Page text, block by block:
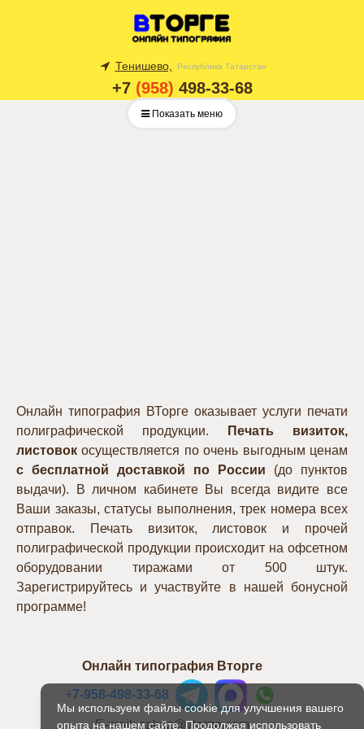
Тенишево, Республика Татарстан
+7 (958) 498-33-68
Показать меню
Мы используем файлы cookie для улучшения вашего
опыта на нашем сайте. Продолжая использовать
Онлайн типография ВТорге оказывает услуги печати
полиграфической продукции.
Печать визиток,
листовок осуществляется по очень выгодным ценам
с бесплатной доставкой по России (до пунктов
выдачи). В личном кабинете Вы всегда видите все
Ваши заказы, статусы выполнения, трек номера всех
отправок. Печать визиток, листовок и прочей
полиграфической продукции происходит на офсетном
оборудовании тиражами от 500 штук.
Зарегистрируйтесь и участвуйте в нашей бонусной
программе!
Онлайн типография Вторге
+7-958-498-33-68
E-mail: zakaz@vtorge.com